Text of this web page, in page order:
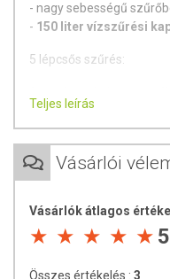
- nagy sebességű
- 150 liter vízszűrési
5 lépcsős szűrés:
amely ioncserélő gyanta
valamint *egyedi
(*Önmagában erre – a
egyik szűrő sem).
A gravitációt
szűrési sebességének
Teljes leírás
Vásárlói
Vásárlók átlagos
5
Összes értékelés : 3